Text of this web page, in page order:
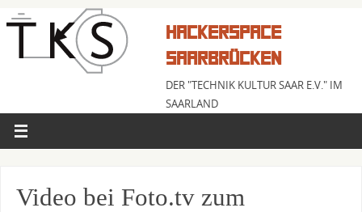
HACKERSPACE
SAARBRÜCKEN
DER "TECHNIK KULTUR SAAR E.V." IM
SAARLAND
Video bei Foto.tv zum